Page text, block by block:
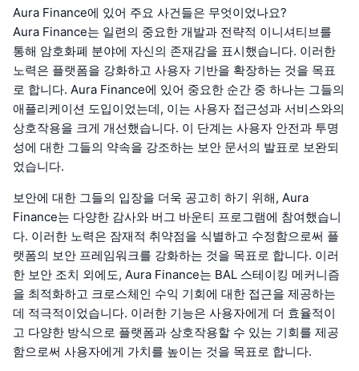
Aura Finance에 있어 주요 사건들은 무엇이었나요?
Aura Finance는 일련의 중요한 개발과 전략적 이니셔티브를
통해 암호화폐 분야에 자신의 존재감을 표시했습니다. 이러한
노력은 플랫폼을 강화하고 사용자 기반을 확장하는 것을 목표
로 합니다. Aura Finance에 있어 중요한 순간 중 하나는 그들의
애플리케이션 도입이었는데, 이는 사용자 접근성과 서비스와의
상호작용을 크게 개선했습니다. 이 단계는 사용자 안전과 투명
성에 대한 그들의 약속을 강조하는 보안 문서의 발표로 보완되
었습니다.
보안에 대한 그들의 입장을 더욱 공고히 하기 위해, Aura
Finance는 다양한 감사와 버그 바운티 프로그램에 참여했습니
다. 이러한 노력은 잠재적 취약점을 식별하고 수정함으로써 플
랫폼의 보안 프레임워크를 강화하는 것을 목표로 합니다. 이러
한 보안 조치 외에도, Aura Finance는 BAL 스테이킹 메커니즘
을 최적화하고 크로스체인 수익 기회에 대한 접근을 제공하는
데 적극적이었습니다. 이러한 기능은 사용자에게 더 효율적이
고 다양한 방식으로 플랫폼과 상호작용할 수 있는 기회를 제공
함으로써 사용자에게 가치를 높이는 것을 목표로 합니다.